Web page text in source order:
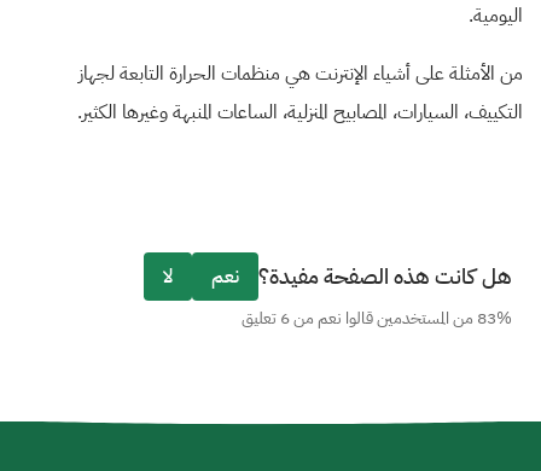
اليومية.
من الأمثلة على أشياء الإنترنت هي منظمات الحرارة التابعة لجهاز
التكييف، السيارات، المصابيح المنزلية، الساعات المنبهة وغيرها الكثير.
هل كانت هذه الصفحة مفيدة؟ نعم لا
83% من المستخدمين قالوا نعم من 6 تعليق